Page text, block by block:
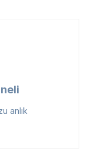
anlık